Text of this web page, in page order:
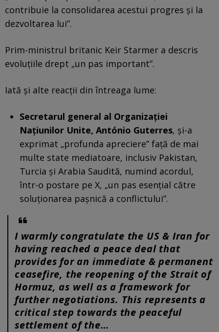
contribuie la consolidarea acestui progres și la
dezvoltarea lui”.
Prim-ministrul britanic Keir Starmer a descris
evoluțiile drept „un pas important”.
Iată și alte reacții din întreaga lume:
Secretarul general al Organizației
Națiunilor Unite, António Guterres, și-a
exprimat „profunda apreciere” față de mai
multe state mediatoare, inclusiv Pakistan,
Turcia și Arabia Saudită, numind acordul,
într-o postare pe X, „un pas esențial către
soluționarea pașnică a conflictului”.
I warmly congratulate the US & Iran for
having reached a peace deal that
provides for an immediate & permanent
ceasefire, the reopening of the Strait of
Hormuz, as well as a framework for
further negotiations. This represents a
critical step towards the peaceful
settlement of the…